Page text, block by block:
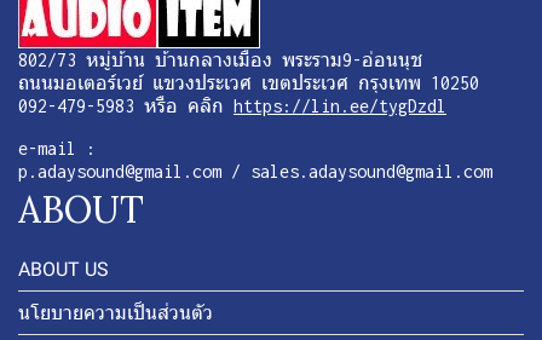
802/73 หมู่บ้าน บ้านกลางเมือง พระราม9-อ่อนนุช
ถนนมอเตอร์เวย์ แขวงประเวศ เขตประเวศ กรุงเทพ 10250
092-479-5983 หรือ คลิก https://lin.ee/tygDzdl
e-mail :
p.adaysound@gmail.com / sales.adaysound@gmail.com
ABOUT
ABOUT US
นโยบายความเป็นส่วนตัว